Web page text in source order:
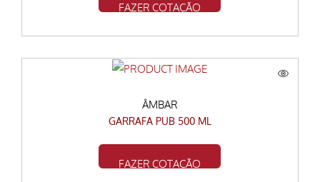
FAZER COTAÇÃO
ÂMBAR
GARRAFA PUB 500 ML
FAZER COTAÇÃO